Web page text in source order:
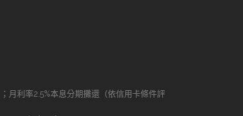
月利率2.5%本息分期攤還（依信用卡條件評